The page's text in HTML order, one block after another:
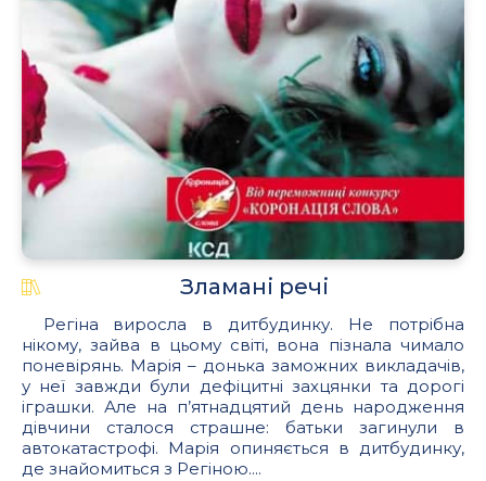
Зламані речі
Регіна виросла в дитбудинку. Не потрібна
нікому, зайва в цьому світі, вона пізнала чимало
поневірянь. Марія – донька заможних викладачів,
у неї завжди були дефіцитні захцянки та дорогі
іграшки. Але на п’ятнадцятий день народження
дівчини сталося страшне: батьки загинули в
автокатастрофі. Марія опиняється в дитбудинку,
де знайомиться з Регіною....